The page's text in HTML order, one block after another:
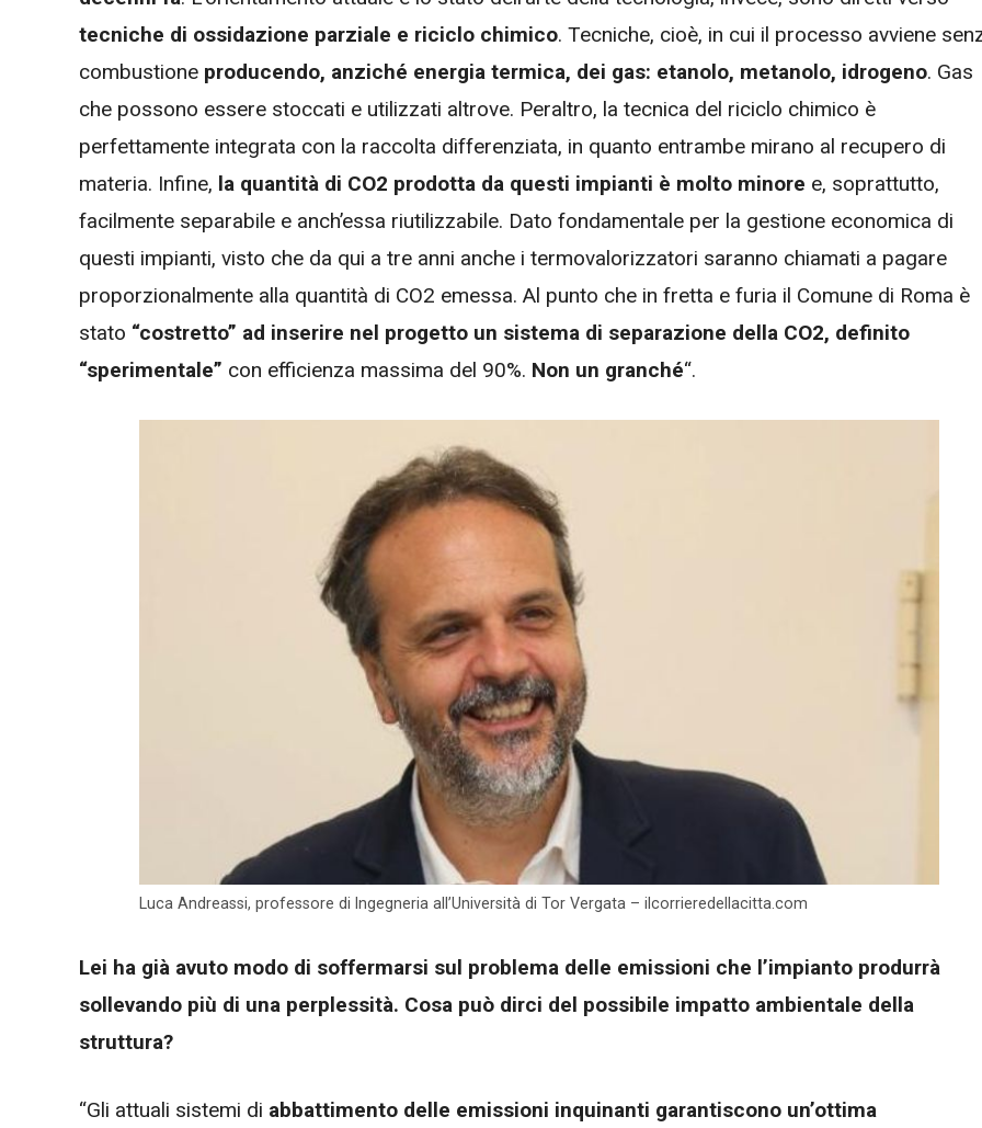
tecniche di ossidazione parziale e riciclo chimico. Tecniche, cioè, in cui il processo avviene
combustione producendo, anziché energia termica, dei gas: etanolo, metanolo, idrogeno. Gas
che possono essere stoccati e utilizzati altrove. Peraltro, la tecnica del riciclo chimico è
perfettamente integrata con la raccolta differenziata, in quanto entrambe mirano al recupero di
materia. Infine, la quantità di CO2 prodotta da questi impianti è molto minore e, soprattutto,
facilmente separabile e anch’essa riutilizzabile. Dato fondamentale per la gestione economica di
questi impianti, visto che da qui a tre anni anche i termovalorizzatori saranno chiamati a pagare
proporzionalmente alla quantità di CO2 emessa. Al punto che in fretta e furia il Comune di Roma è
stato “costretto” ad inserire nel progetto un sistema di separazione della CO2, definito
“sperimentale” con efficienza massima del 90%. Non un granché“.
Luca Andreassi, professore di Ingegneria all’Università di Tor Vergata – ilcorrieredellacitta.com
Lei ha già avuto modo di soffermarsi sul problema delle emissioni che l’impianto produrrà
sollevando più di una perplessità. Cosa può dirci del possibile impatto ambientale della
struttura?
“Gli attuali sistemi di abbattimento delle emissioni inquinanti garantiscono un’ottima